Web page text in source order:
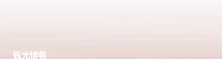
観光情報